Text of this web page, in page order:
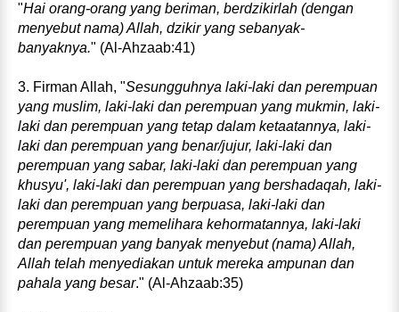
"Hai orang-orang yang beriman, berdzikirlah (dengan
menyebut nama) Allah, dzikir yang sebanyak-
banyaknya." (Al-Ahzaab:41)
3. Firman Allah, "Sesungguhnya laki-laki dan perempuan
yang muslim, laki-laki dan perempuan yang mukmin, laki-
laki dan perempuan yang tetap dalam ketaatannya, laki-
laki dan perempuan yang benar/jujur, laki-laki dan
perempuan yang sabar, laki-laki dan perempuan yang
khusyu', laki-laki dan perempuan yang bershadaqah, laki-
laki dan perempuan yang berpuasa, laki-laki dan
perempuan yang memelihara kehormatannya, laki-laki
dan perempuan yang banyak menyebut (nama) Allah,
Allah telah menyediakan untuk mereka ampunan dan
pahala yang besar." (Al-Ahzaab:35)